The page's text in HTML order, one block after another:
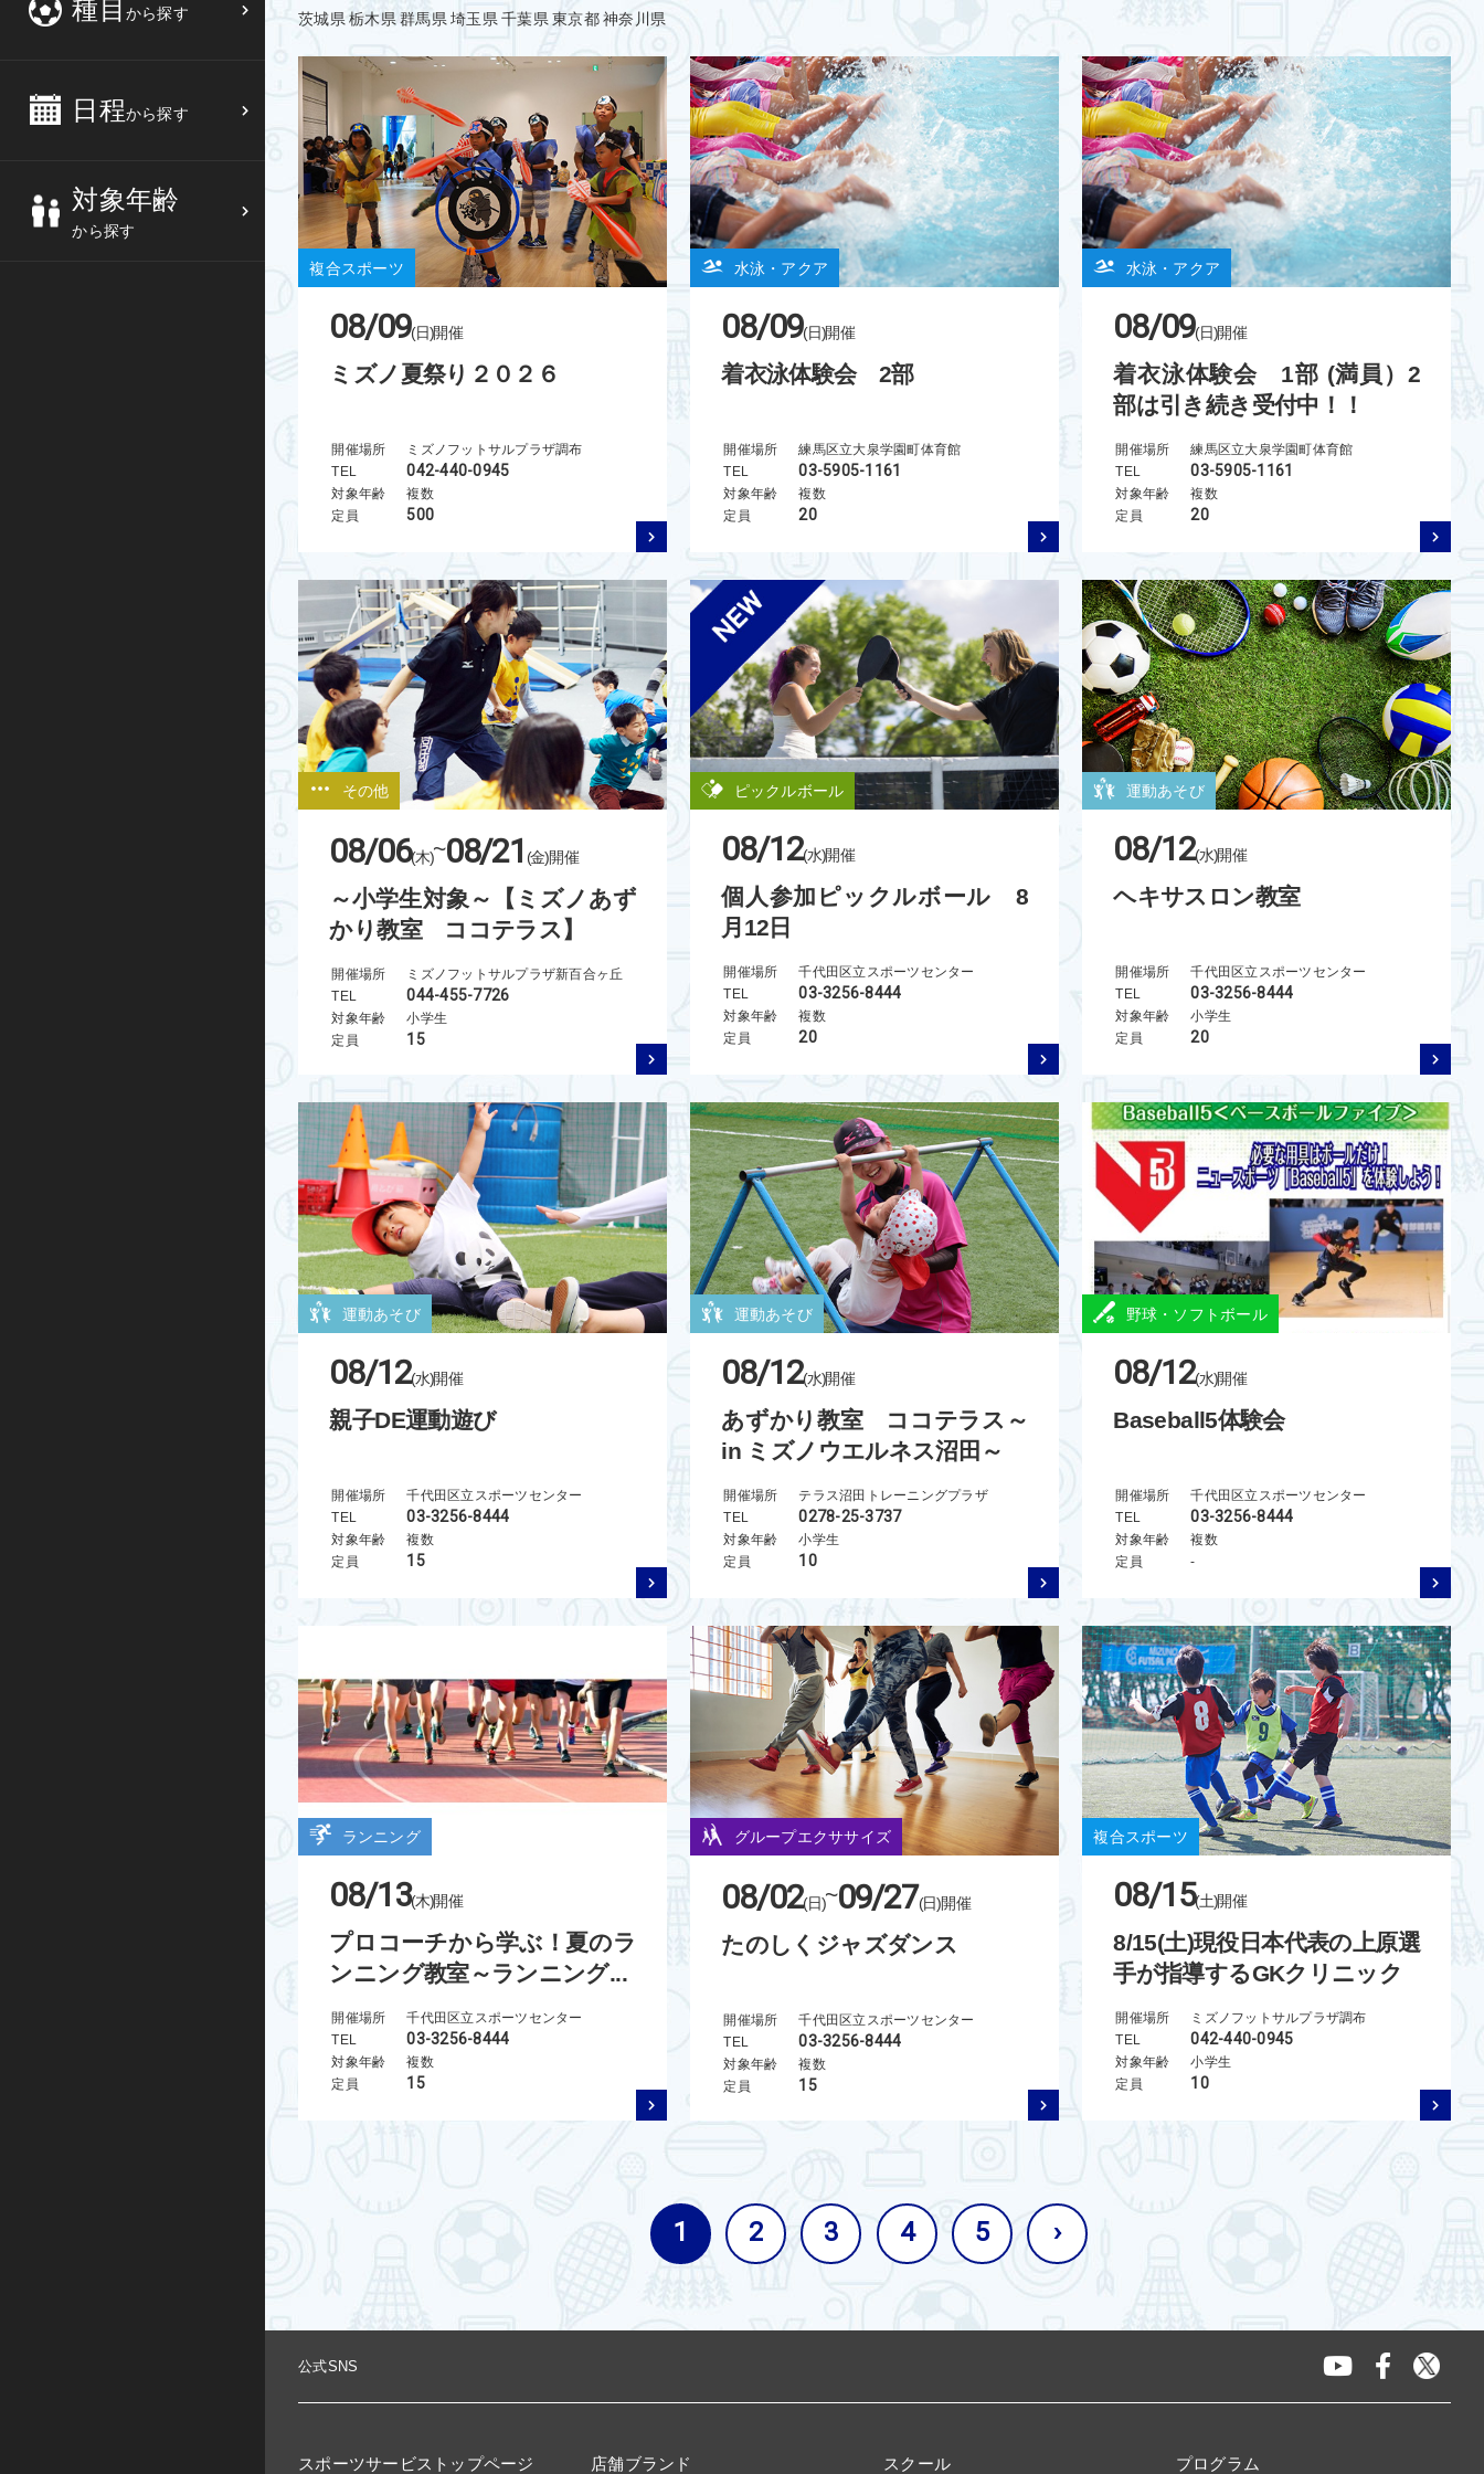
近畿
四国
種目 から探す
レーボール
フトテニス
日程から探す
4
11
25 26 27
対象年齢
から探す
茨城県 栃木県 群馬県 埼玉県 千葉県 東京都 神奈川県
複合スポーツ
08/09(日)開催
ミズノ夏祭り２０２６
開催場所
ミズノフットサルプラザ調布
TEL
042-440-0945
対象年齢
複数
定員
500
水泳・アクア
08/09(日)開催
着衣泳体験会 2部
開催場所
練馬区立大泉学園町体育館
TEL
03-5905-1161
対象年齢
複数
定員
20
水泳・アクア
08/09(日)開催
着衣泳体験会 1部 (満員）2
部は引き続き受付中！！
開催場所
練馬区立大泉学園町体育館
TEL
03-5905-1161
対象年齢
複数
定員
20
その他
08/06(木)~08/21 (金)開催
～小学生対象～【ミズノあず
かり教室 ココテラス】
開催場所
ミズノフットサルプラザ新百合ヶ丘
TEL
044-455-7726
対象年齢
小学生
定員
15
ピックルボール
08/12(水)開催
個人参加ピックルボール 8
月12日
開催場所
千代田区立スポーツセンター
TEL
03-3256-8444
対象年齢
複数
定員
20
運動あそび
08/12(水)開催
ヘキサスロン教室
開催場所
千代田区立スポーツセンター
TEL
03-3256-8444
対象年齢
小学生
定員
20
運動あそび
08/12(水)開催
親子DE運動遊び
開催場所
千代田区立スポーツセンター
TEL
03-3256-8444
対象年齢
複数
定員
15
運動あそび
08/12(水)開催
あずかり教室 ココテラス～
in ミズノウエルネス沼田～
開催場所
テラス沼田トレーニングプラザ
TEL
0278-25-3737
対象年齢
小学生
定員
10
野球・ソフトボール
08/12(水)開催
Baseball5体験会
開催場所
千代田区立スポーツセンター
TEL
03-3256-8444
対象年齢
複数
定員
-
ランニング
08/13(木)開催
プロコーチから学ぶ！夏のラ
ンニング教室～ランニング...
開催場所
千代田区立スポーツセンター
TEL
03-3256-8444
対象年齢
複数
定員
15
グループエクササイズ
08/02(日)~09/27(日)開催
たのしくジャズダンス
開催場所
千代田区立スポーツセンター
TEL
03-3256-8444
対象年齢
複数
定員
15
複合スポーツ
08/15(土)開催
8/15(土)現役日本代表の上原選
手が指導するGKクリニック
開催場所
ミズノフットサルプラザ調布
TEL
042-440-0945
対象年齢
小学生
定員
10
1 2 3 4 5 ›
公式SNS
スポーツサービストップページ 店舗ブランド スクール プログラム